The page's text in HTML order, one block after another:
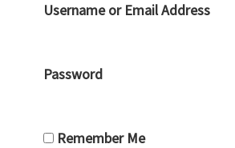
Username or Email Address
Password
Remember Me